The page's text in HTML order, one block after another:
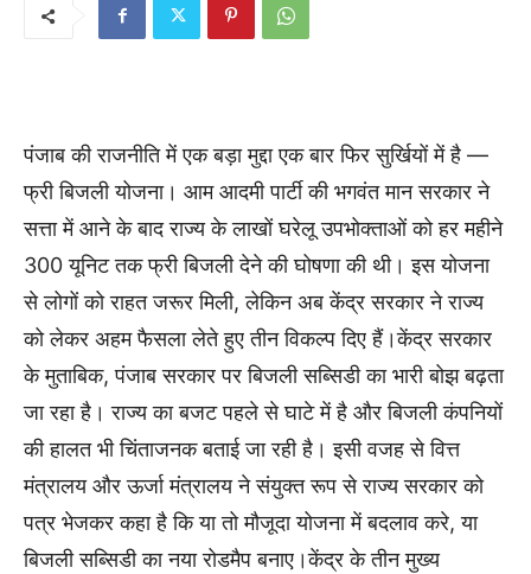
पंजाब की राजनीति में एक बड़ा मुद्दा एक बार फिर सुर्खियों में है —
फ्री बिजली योजना। आम आदमी पार्टी की भगवंत मान सरकार ने
सत्ता में आने के बाद राज्य के लाखों घरेलू उपभोक्ताओं को हर महीने
300 यूनिट तक फ्री बिजली देने की घोषणा की थी। इस योजना
से लोगों को राहत जरूर मिली, लेकिन अब केंद्र सरकार ने राज्य
को लेकर अहम फैसला लेते हुए तीन विकल्प दिए हैं।केंद्र सरकार
के मुताबिक, पंजाब सरकार पर बिजली सब्सिडी का भारी बोझ बढ़ता
जा रहा है। राज्य का बजट पहले से घाटे में है और बिजली कंपनियों
की हालत भी चिंताजनक बताई जा रही है। इसी वजह से वित्त
मंत्रालय और ऊर्जा मंत्रालय ने संयुक्त रूप से राज्य सरकार को
पत्र भेजकर कहा है कि या तो मौजूदा योजना में बदलाव करे, या
बिजली सब्सिडी का नया रोडमैप बनाए।केंद्र के तीन मुख्य